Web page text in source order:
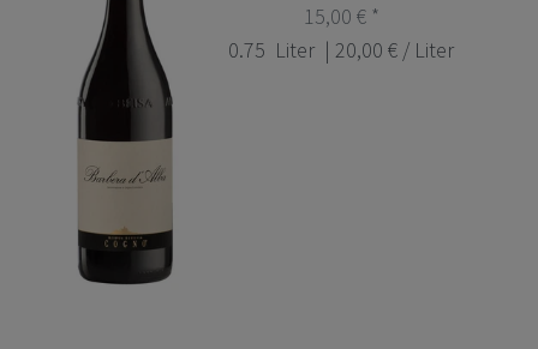
15,00 € *
0.75 Liter | 20,00 € / Liter